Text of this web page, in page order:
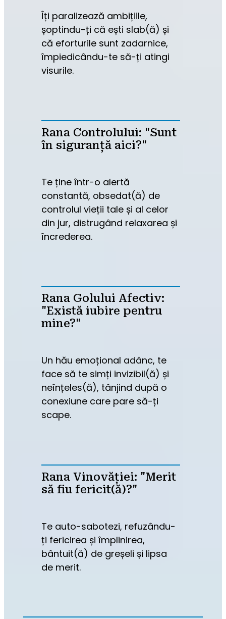
Îți paralizează ambițiile,
șoptindu-ți că ești slab(ă) și
că eforturile sunt zadarnice,
împiedicându-te să-ți atingi
visurile.
Rana Controlului: "Sunt
în siguranță aici?"
Te ține într-o alertă
constantă, obsedat(ă) de
controlul vieții tale și al celor
din jur, distrugând relaxarea și
încrederea.
Rana Golului Afectiv:
"Există iubire pentru
mine?"
Un hău emoțional adânc, te
face să te simți invizibil(ă) și
neînțeles(ă), tânjind după o
conexiune care pare să-ți
scape.
Rana Vinovăției: "Merit
să fiu fericit(ă)?"
Te auto-sabotezi, refuzându-
ți fericirea și împlinirea,
bântuit(ă) de greșeli și lipsa
de merit.